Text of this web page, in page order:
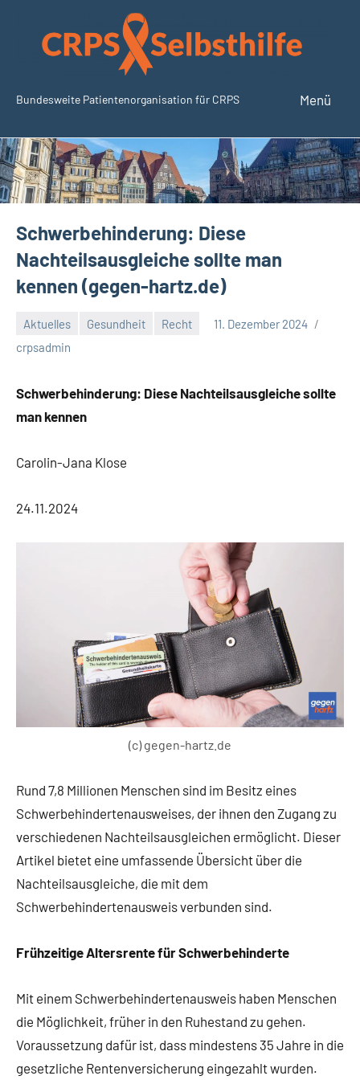
springen
SudeckSelbsthilfe.org
Bundesweite Patientenorganisation für CRPS Menü
Schwerbehinderung: Diese
Nachteilsausgleiche sollte man
kennen (gegen-hartz.de)
Aktuelles Gesundheit Recht
11. Dezember 2024
crpsadmin
Keine
Schwerbehinderung: Diese Nachteilsausgleiche sollte
man kennen
Carolin-Jana Klose
24.11.2024
(c) gegen-hartz.de
Rund 7,8 Millionen Menschen sind im Besitz eines
Schwerbehindertenausweises, der ihnen den Zugang zu
verschiedenen Nachteilsausgleichen ermöglicht. Dieser
Artikel bietet eine umfassende Übersicht über die
Nachteilsausgleiche, die mit dem
Schwerbehindertenausweis verbunden sind.
Frühzeitige Altersrente für Schwerbehinderte
Mit einem Schwerbehindertenausweis haben Menschen
die Möglichkeit, früher in den Ruhestand zu gehen.
Voraussetzung dafür ist, dass mindestens 35 Jahre in die
gesetzliche Rentenversicherung eingezahlt wurden.